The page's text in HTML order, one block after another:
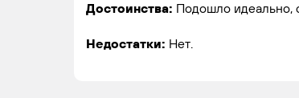
Достоинства: Подошло идеально,
Недостатки: Нет.